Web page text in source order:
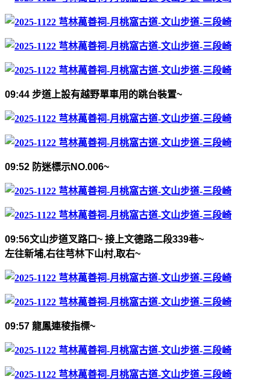
09:44 步道上設有越野單車用的跳台裝置~
09:52 防迷標示NO.006~
09:56文山步道叉路口~ 接上文德路二段339巷~
左往新埔,右往芎林下山村,取右~
09:57 龍鳳連稜指標~